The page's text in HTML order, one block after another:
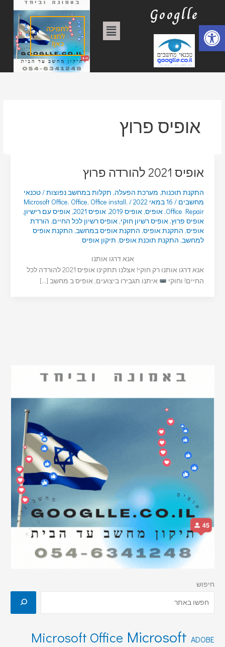
פתח סרגל נגישות
Googlle
תפריט לתמיכה
לחצו
כאן!
אופיס פרוץ
אופיס 2021 להורדה פרוץ
התקנת תוכנות, מערכת הפעלה, תקלות במחשב נפוצות/טכנאי
מחשבים / 16 במאי 2022 /
Microsoft Office, Office, Office install,
Office Repair
, אופיס, אופיס 2019 , אופיס 2021 , אופיס עם רישיון,
אופיס פרוץ, אופיס רשיון חוקי, אופיס רשיון לכל החיים, הורדת
אופיס, התקנת אופיס, התקנת אופיס במחשב, התקנת אופיס
למחשב, התקנת תוכנת אופיס, תיקון אופיס
אנא דרגו אותנו
אנא דרגו אותנו רק חוקי! אצלנו תתקינו אופיס 2021 להורדה לכל
החיים! וחוקי
איתנו תגבירו ביצועים, אופיס ב מחשב […]
חיפוש
ADOBE
Microsoft
Microsoft Office
ג
ו
י